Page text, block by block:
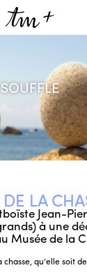
A LA UNE
PROJETS
MÉDIATION
SOUTENIR
NEWSLETTER
CONTACTS
AGENDA
SOUFFLE
LA
Jean-
à une
Musée de la
qu’elle soit